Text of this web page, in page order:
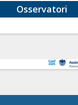
Osservatori